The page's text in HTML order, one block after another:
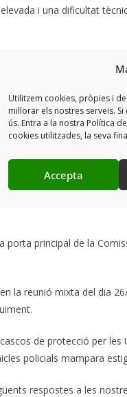
Utilitzem cookies, pròpies i
millorar els nostres serveis.
ús. Entra a la nostra Política
cookies utilitzades, la seva
Accepta
i una dificultat
dones de l’ABP de
de Treball per tal que
donar resposta.
tancament de la sala i
que pugui haver-hi.
Banyoles, si ja s’ha fet
en el nou edifici que
principal de la
la reunió mixta del dia
de protecció per
policials mampara
respostes a les